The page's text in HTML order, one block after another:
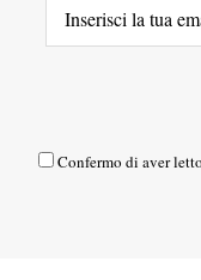
Confermo di aver